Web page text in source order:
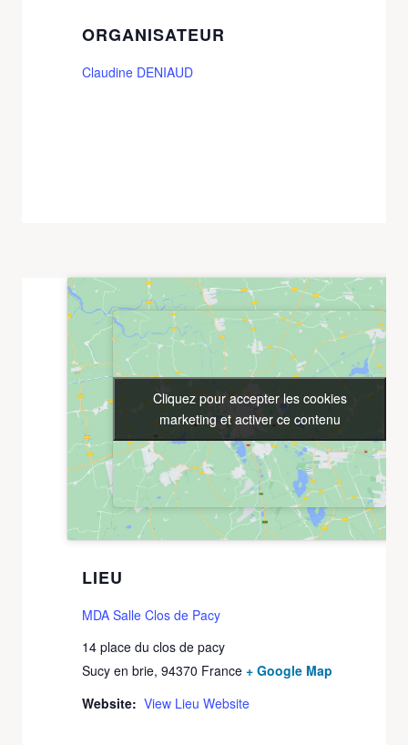
ORGANISATEUR
Claudine DENIAUD
LIEU
MDA Salle Clos de Pacy
14 place du clos de pacy
Sucy en brie, 94370 France + Google Map
Website: View Lieu Website
Cliquez pour accepter les cookies
marketing et activer ce contenu
Cliquez pour accepter les cookies
marketing et activer ce contenu